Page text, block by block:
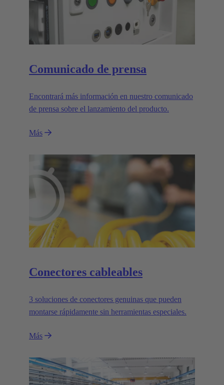
Comunicado de prensa
Encontrará más información en nuestro comunicado
de prensa sobre el lanzamiento del producto.
Más
Conectores cableables
3 soluciones de conectores genuinas que pueden
montarse rápidamente sin herramientas especiales.
Más